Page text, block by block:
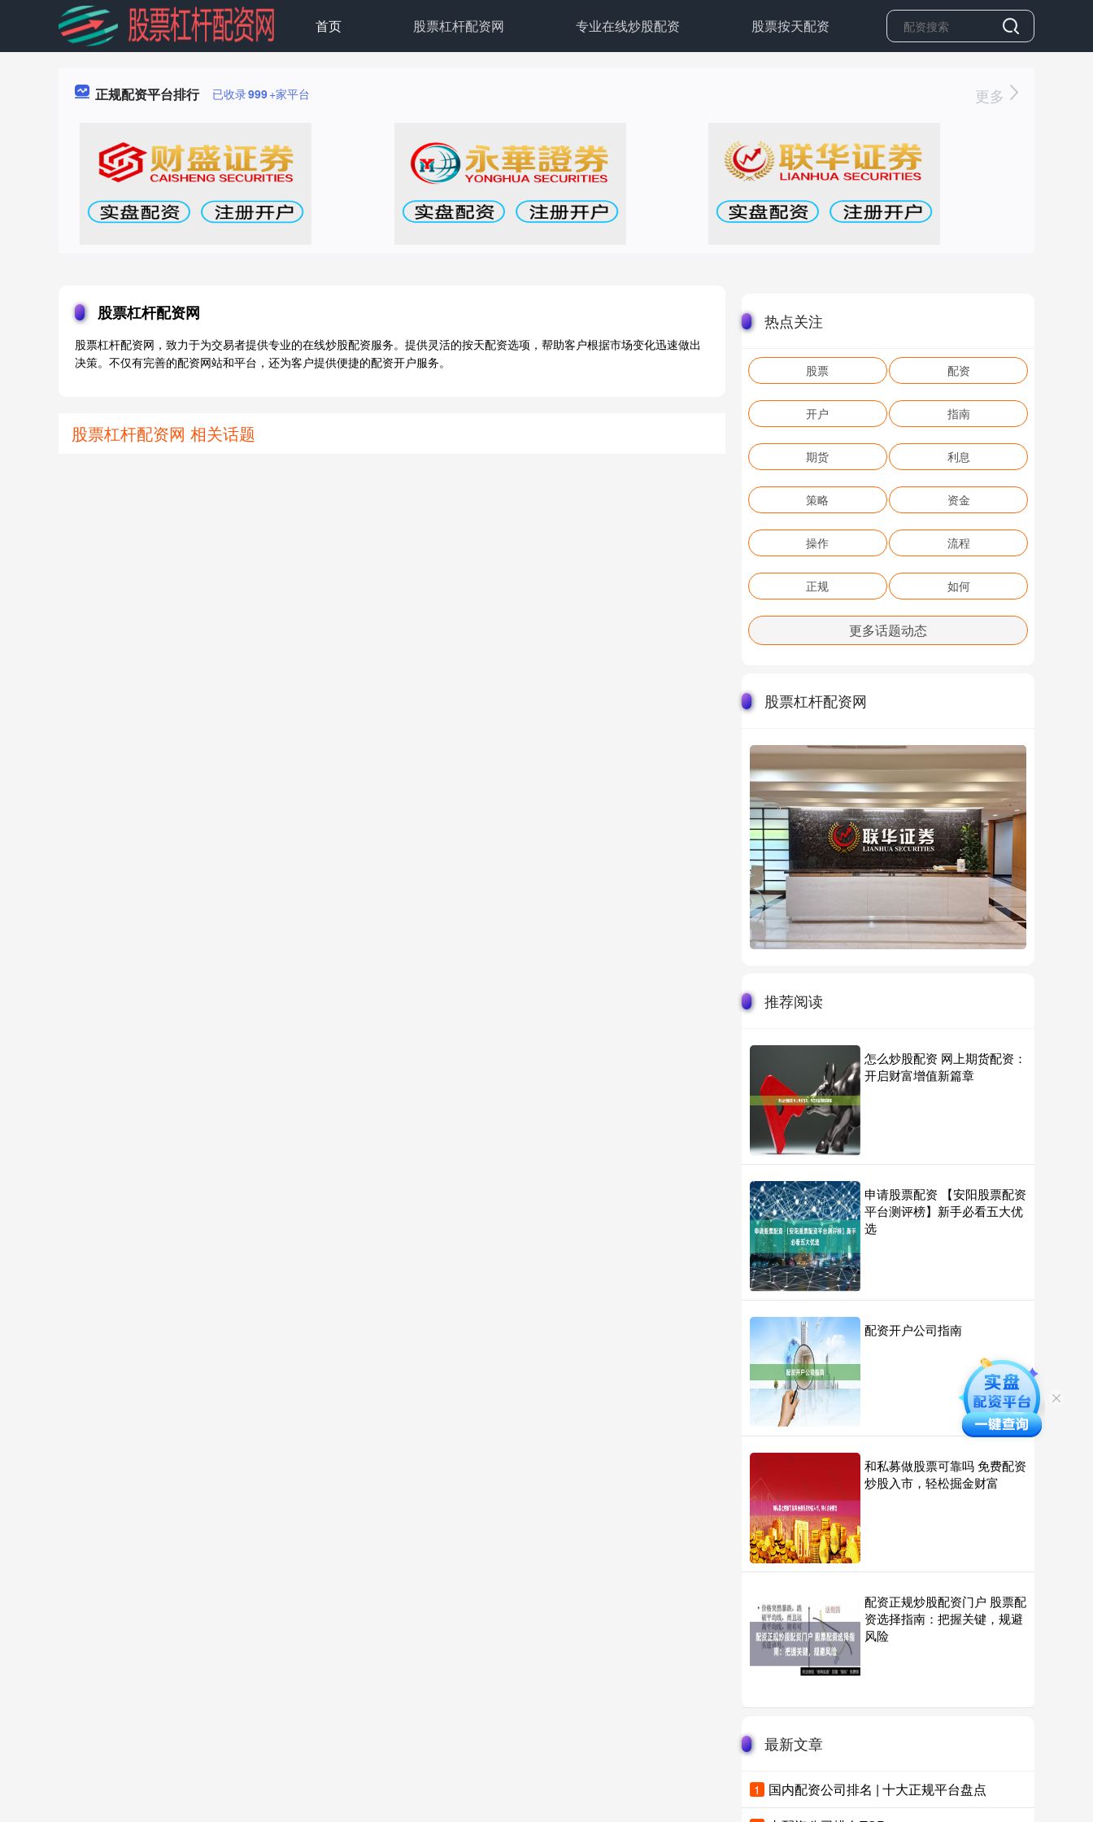
首页 股票杠杆配资网 专业在线炒股配资 股票按天配资
正规配资平台排行 已收录999+家平台 更多
股票杠杆配资网
股票杠杆配资网，致力于为交易者提供专业的在线炒股配资服务。提供灵活的按天配资选项，帮助客户根据市场变化迅速做出
决策。不仅有完善的配资网站和平台，还为客户提供便捷的配资开户服务。
股票杠杆配资网 相关话题
热点关注
股票 配资
开户 指南
期货 利息
策略 资金
操作 流程
正规 如何
更多话题动态
股票杠杆配资网
推荐阅读
怎么炒股配资 网上期货配资：
开启财富增值新篇章
申请股票配资 【安阳股票配资
平台测评榜】新手必看五大优
选
配资开户公司指南
和私募做股票可靠吗 免费配资
炒股入市，轻松掘金财富
配资正规炒股配资门户 股票配
资选择指南：把握关键，规避
风险
最新文章
1 国内配资公司排名 | 十大正规平台盘点